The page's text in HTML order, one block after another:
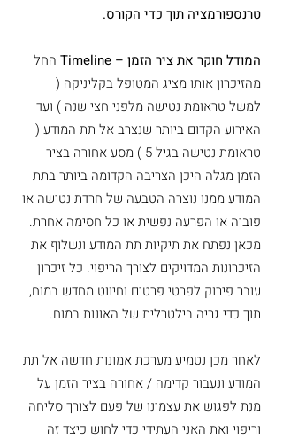
טרנספורמציה תוך כדי הקורס.
המודל חוקר את ציר הזמן – Timeline
החל
מהזיכרון אותו מציג המטופל בקליניקה (
למשל טראומת נטישה מלפני חצי שנה ) ועד
האירוע הקדום ביותר שנצרב אל תת המודע (
טראומת נטישה בגיל 5 ) מסע אחורה בציר
הזמן מגלה היכן הצריבה הקדומה ביותר בתת
המודע ממנו נוצרה הטבעה של חרדת נטישה או
פוביה או הפרעה נפשית או כל חסימה אחרת.
מכאן נפתח את תיקיות תת המודע ונשלוף את
הזיכרונות המדויקים לצורך הריפוי. כל זיכרון
עובר פירוק לפרטי פרטים וחיווט מחדש במוח,
תוך כדי גריה בילטרלית של האונות במוח.
לאחר מכן נטמיע מערכת אמונות חדשה אל תת
המודע ונעבור קדימה / אחורה בציר הזמן על
מנת לפגוש את עצמינו של פעם לצורך סליחה
וריפוי ואת האני העתידי כדי לחוש כיצד זה